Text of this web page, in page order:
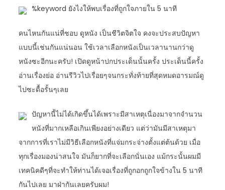
%keyword ยังไงให้พบเรื่องที่ถูกใจภายใน 5 นาที
คนไหนกันแน่ที่ชอบ ดูหนัง เป็นชีวิตจิตใจ คงจะประสบปัญหา
แบบนี้เช่นกันแน่นอน ใช้เวลาเลือกหนังเป็นเวลานานกว่าดู
หนังซะอีกนะครับ! เปิดดูหน้าปกประเด็นนั้นครั้ง ประเด็นนี้ครั้ง
อ่านเรื่องย่อ อ่านรีวิวไปเรื่อยๆจนกระทั่งท้ายที่สุดหมดอารมณ์ดู
ไปซะดื้อรั้นๆเลย
ปัญหานี้ไม่ได้เกิดขึ้นได้เพราะมีสาเหตุเนื่องมาจากจำนวน
หนังที่มากเหลือเกินเพียงอย่างเดียว แต่ว่ามันมีสาเหตุมา
จากการที่เราไม่มีวิธีเลือกหนังที่แจ่มกระจ่างตั้งแต่ต้นด้วย เมื่อ
ทุกเรื่องมองน่าสนใจ มันก็ยากที่จะเลือกนั่นเอง แม้กระนั้นผมมี
เทคนิคดีๆที่จะทำให้ท่านได้เจอเรื่องที่ถูกอกถูกใจข้างใน 5 นาที
กันไปเลย มาฝ่ากันเลยครับผม!